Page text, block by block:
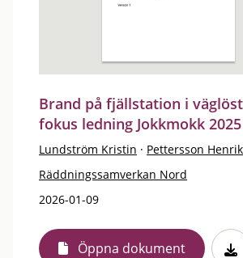
Brand på fjällstation i
fokus ledning Jokkmokk 2025
Lundström Kristin · Pettersson Henrik
Räddningssamverkan Nord
2026-01-09
Öppna dokument